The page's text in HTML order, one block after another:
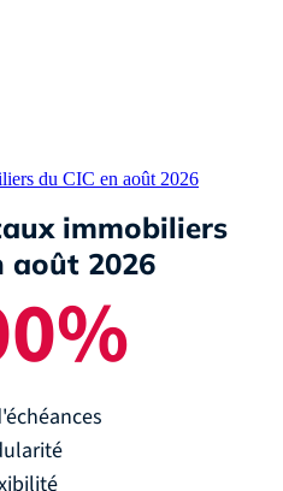
du CIC en août 2026
immobiliers
août 2026
%